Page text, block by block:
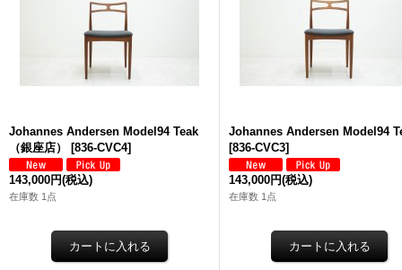
Johannes Andersen Model94 Teak
（銀座店）
[836-CVC4]
143,000円(税込)
在庫数 1点
Johannes Andersen Model94
[836-CVC3]
143,000円(税込)
在庫数 1点